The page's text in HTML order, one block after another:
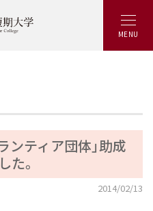
MENU
ンティア団体」助成
た。
2014/02/13